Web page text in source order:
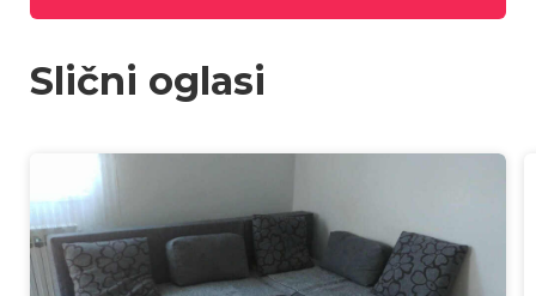
Slični oglasi